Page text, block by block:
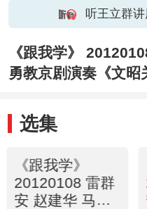
听王立群
《跟我学》
勇教京剧演奏《文昭
选集
《跟我学》
20120108 雷群
安 赵建华 马勇